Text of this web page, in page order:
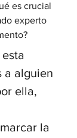
es crucial
experto
a alguien
ella,
la